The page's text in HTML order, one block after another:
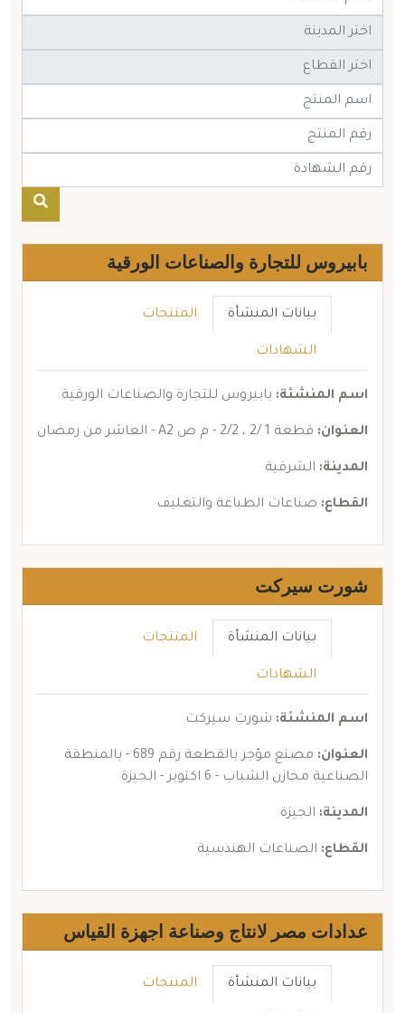
بابيروس للتجارة والصناعات الورقية
بيانات المنشأة المنتجات
الشهادات
اسم المنشئة: بابيروس للتجارة والصناعات الورقية
العنوان: قطعة 1 /2 ، 2/2 - م ص A2 - العاشر من رمضان
المدينة: الشرقية
القطاع: صناعات الطباعة والتغليف
شورت سيركت
بيانات المنشأة المنتجات
الشهادات
اسم المنشئة: شورت سيركت
العنوان:
مصنع مؤجر بالقطعة رقم 689 - بالمنطقة
الصناعية مخازن الشباب - 6 اكتوبر - الجيزة
المدينة: الجيزة
القطاع: الصناعات الهندسية
عدادات مصر لانتاج وصناعة اجهزة القياس
بيانات المنشأة المنتجات